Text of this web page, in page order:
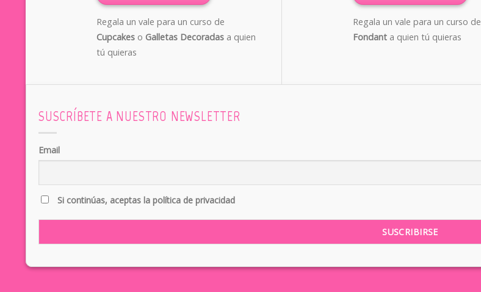
Regala un vale para un curso de
Cupcakes o Galletas Decoradas a quien
tú quieras
Regala un vale para un curso de
Fondant a quien tú quieras
SUSCRÍBETE A NUESTRO NEWSLETTER
Email
Si continúas, aceptas la política de privacidad